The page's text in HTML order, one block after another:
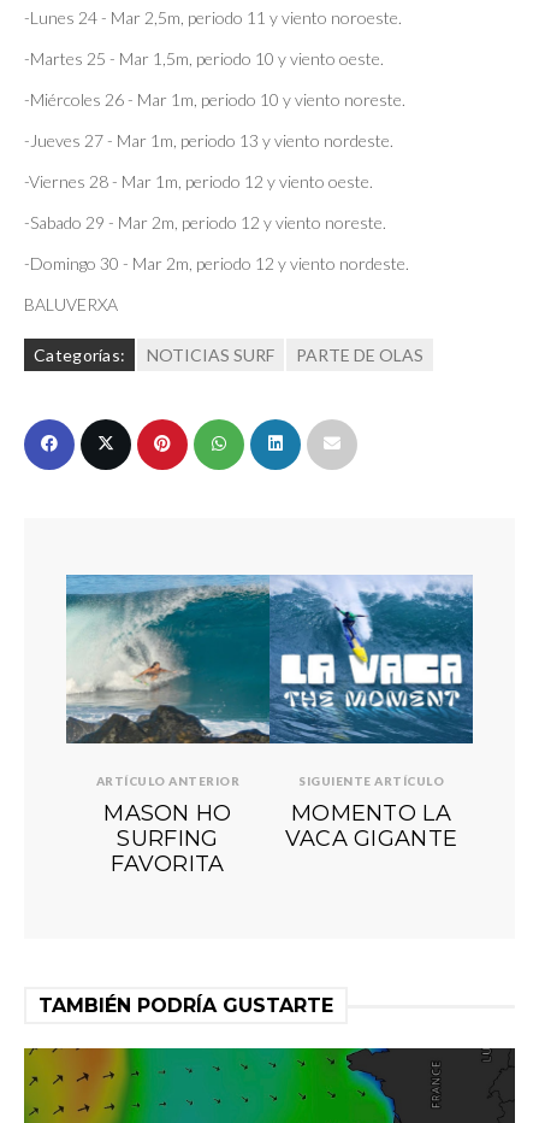
-Lunes 24 - Mar 2,5m, periodo 11 y viento noroeste.
-Martes 25 - Mar 1,5m, periodo 10 y viento oeste.
-Miércoles 26 - Mar 1m, periodo 10 y viento noreste.
-Jueves 27 - Mar 1m, periodo 13 y viento nordeste.
-Viernes 28 - Mar 1m, periodo 12 y viento oeste.
-Sabado 29 - Mar 2m, periodo 12 y viento noreste.
-Domingo 30 - Mar 2m, periodo 12 y viento nordeste.
BALUVERXA
Categorías: NOTICIAS SURF PARTE DE OLAS
ARTÍCULO ANTERIOR
MASON HO
SURFING
FAVORITA
SIGUIENTE ARTÍCULO
MOMENTO LA
VACA GIGANTE
TAMBIÉN PODRÍA GUSTARTE